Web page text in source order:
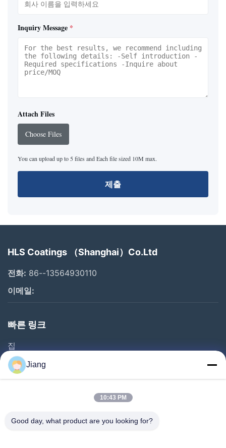
Inquiry Message *
Attach Files
Choose Files
You can upload up to 5 files and Each file sized 10M max.
제출
HLS Coatings （Shanghai）Co.Ltd
전화: 86--13564930110
이메일:
빠른 링크
집
제품
비디오
우리 에 관한 것
Jiang
10:43 PM
Good day, what product are you looking for?